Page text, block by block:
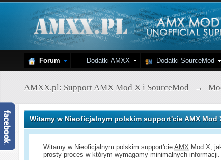
Forum Dodatki AMXX Dodatki SourceMod
AMXX.pl: Support AMX Mod X i SourceMod →
Witamy w Nieoficjalnym polskim support'cie AMX Mod
Witamy w Nieoficjalnym polskim support'cieAMX Mod X,
prosty proces w którym wymagamy minimalnych informacji.